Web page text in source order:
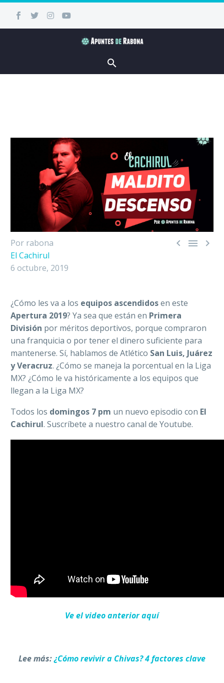
  
Por rabona
El Cachirul
6 octubre, 2019
¿Cómo les va a los equipos ascendidosen este
Apertura 2019? Ya sea que están en Primera
División por méritos deportivos, porque compraron
una franquicia o por tener el dinero suficiente para
mantenerse. Sí, hablamos de Atlético San Luis, Juárez
y Veracruz. ¿Cómo se maneja la porcentual en la Liga
MX? ¿Cómo le va históricamente a los equipos que
llegan a la Liga MX?
Todos los domingos 7 pm un nuevo episodio con El
Cachirul. Suscríbete a nuestro canal de Youtube.
Ve el video anterior aquí
Lee más:¿Cómo revivir a Chivas? 4 factores clave